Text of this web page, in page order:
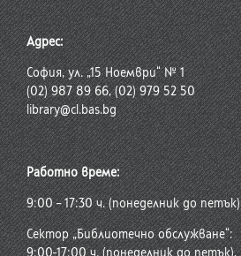
Адрес:
София, ул. „15 Ноември“ № 1
(02) 987 89 66, (02) 979 52 50
library@cl.bas.bg
Работно време:
9:00 – 17:30 ч. (понеделник до петък)
Сектор „Библиотечно обслужване“:
9:00-17:00 ч. (понеделник до петък),